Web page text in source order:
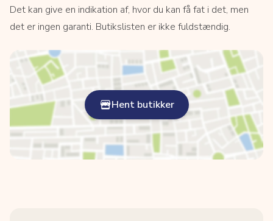
Det kan give en indikation af, hvor du kan få fat i det, men
det er ingen garanti. Butikslisten er ikke fuldstændig.
Hent butikker